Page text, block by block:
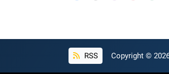
RSS Copyright ©